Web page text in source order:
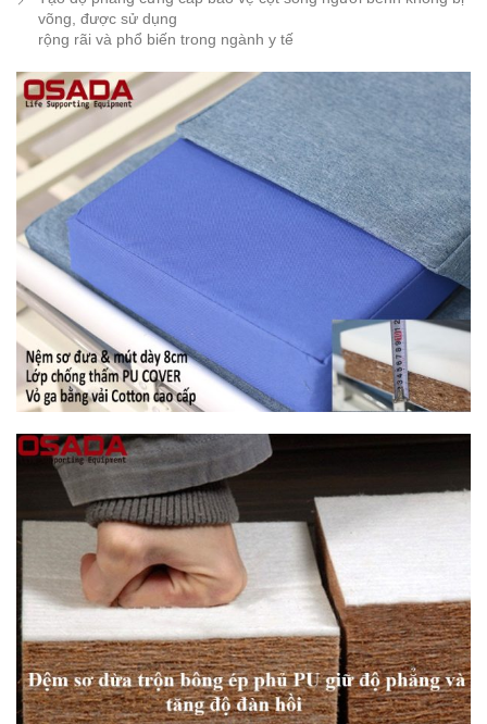
võng, được sử dụng
rộng rãi và phổ biến trong ngành y tế